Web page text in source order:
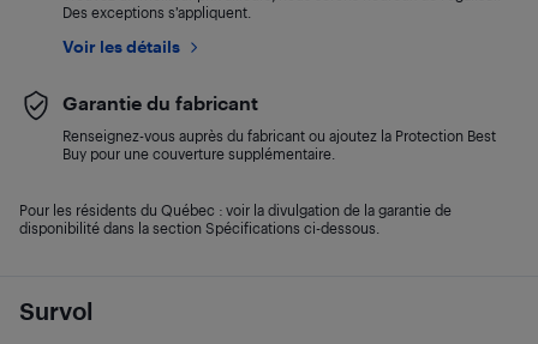
Survol
Des exceptions s’appliquent.
Voir les détails
Garantie du fabricant
Renseignez-vous auprès du fabricant ou ajoutez la Protection Best
Buy pour une couverture supplémentaire.
Pour les résidents du Québec : voir la divulgation de la garantie de
disponibilité dans la section Spécifications ci-dessous.